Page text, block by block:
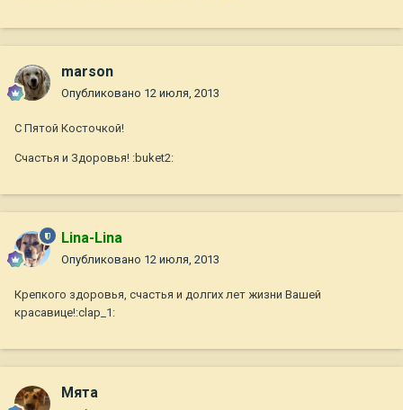
marson
Опубликовано 12 июля, 2013
С Пятой Косточкой!
Счастья и Здоровья! :buket2:
Lina-Lina
Опубликовано 12 июля, 2013
Крепкого здоровья, счастья и долгих лет жизни Вашей
красавице!:clap_1:
Мята